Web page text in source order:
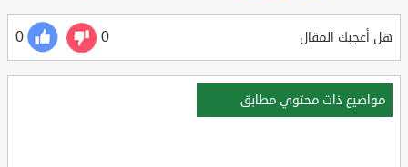
هل أعجبك المقال 0
0
مواضيع ذات محتوي مطابق